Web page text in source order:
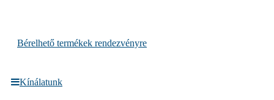
Bérelhető termékek rendezvényre
Kínálatunk